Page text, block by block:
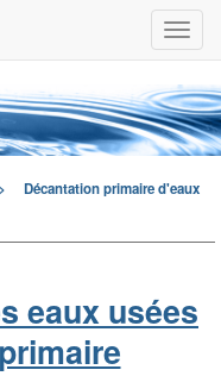
à
>
Décantation primaire d'eaux
eaux usées